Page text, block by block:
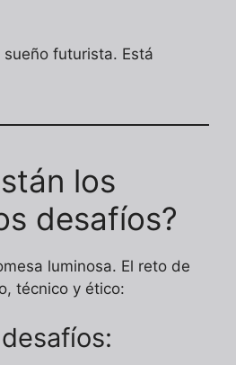
futurista. Está
los
desafíos?
luminosa. El reto de
técnico y ético: